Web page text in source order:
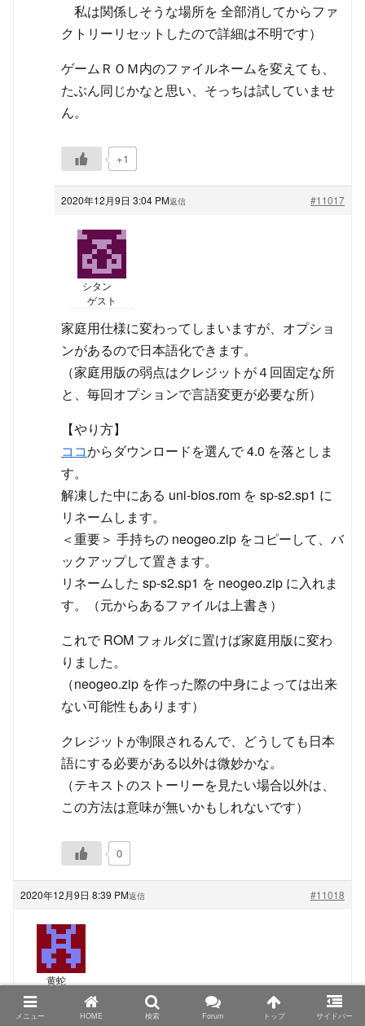
私は関係しそうな場所を 全部消してからファ
クトリーリセットしたので詳細は不明です）
ゲームＲＯＭ内のファイルネームを変えても、
たぶん同じかなと思い、そっちは試していませ
ん。
+1
2020年12月9日 3:04 PM #11017
返信
シタン
ゲスト
家庭用仕様に変わってしまいますが、オプショ
ンがあるので日本語化できます。
（家庭用版の弱点はクレジットが４回固定な所
と、毎回オプションで言語変更が必要な所）
【やり方】
ココからダウンロードを選んで 4.0 を落としま
す。
解凍した中にある uni-bios.rom を sp-s2.sp1 に
リネームします。
＜重要＞ 手持ちの neogeo.zip をコピーして、バ
ックアップして置きます。
リネームした sp-s2.sp1 を neogeo.zip に入れま
す。（元からあるファイルは上書き）
これで ROM フォルダに置けば家庭用版に変わ
りました。
（neogeo.zip を作った際の中身によっては出来
ない可能性もあります）
クレジットが制限されるんで、どうしても日本
語にする必要がある以外は微妙かな。
（テキストのストーリーを見たい場合以外は、
この方法は意味が無いかもしれないです）
0
2020年12月9日 8:39 PM #11018
返信
黄蛇
TRIMUI Model S、PowKiddyさん名義の物もシタンさ
メニュー HOME 検索 Forum トップ サイドバー